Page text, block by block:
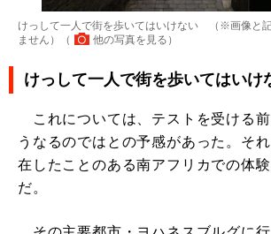
けっして一人で街を歩いてはいけない （※画像と
ません）（
他の写真を見る ）
けっして一人で街を歩いてはいけ
これについては、テストを受ける
うなるのではとの予感があった。そ
在したことのある南アフリカでの体
だ。